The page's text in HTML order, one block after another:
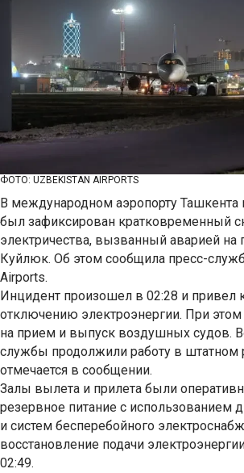
ФОТО: UZBEKISTAN AIRPORTS
В международном аэропорту Ташкента
был зафиксирован кратковременный
электричества, вызванный аварией на
Куйлюк. Об этом сообщила пресс-
Airports.
Инцидент произошел в 02:28 и привел
отключению электроэнергии. При
на прием и выпуск воздушных судов.
службы продолжили работу в
отмечается в сообщении.
Залы вылета и прилета были
резервное питание с использованием
и систем бесперебойного
восстановление подачи
02:49.